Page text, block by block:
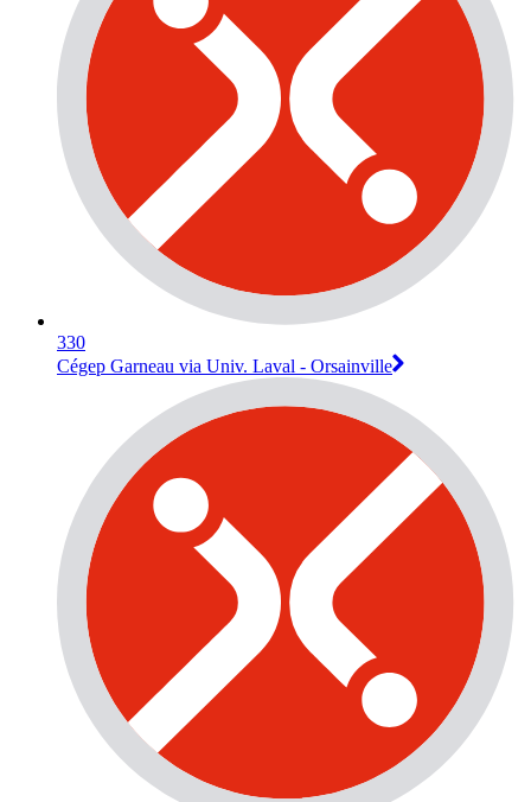
330
Cégep Garneau via Univ. Laval - Orsainville